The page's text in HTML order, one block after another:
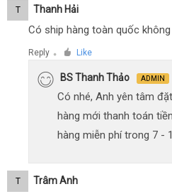
T Thanh Hải
Có ship hàng toàn quốc
Reply ● Like
BS Thanh Thảo ADMIN
Có nhé, Anh yên tâm
hàng mới thanh toán
hàng miễn phí trong 7 -
T Trâm Anh